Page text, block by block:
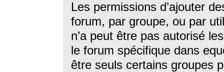
Les permissions d’ajouter
forum, par groupe, ou par
n’a peut être pas autorisé
le forum spécifique dans
être seuls certains groupes